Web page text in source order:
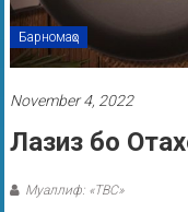
Барномаҳо
November 4, 2022
Лазиз бо
Муаллиф: «ТВС»